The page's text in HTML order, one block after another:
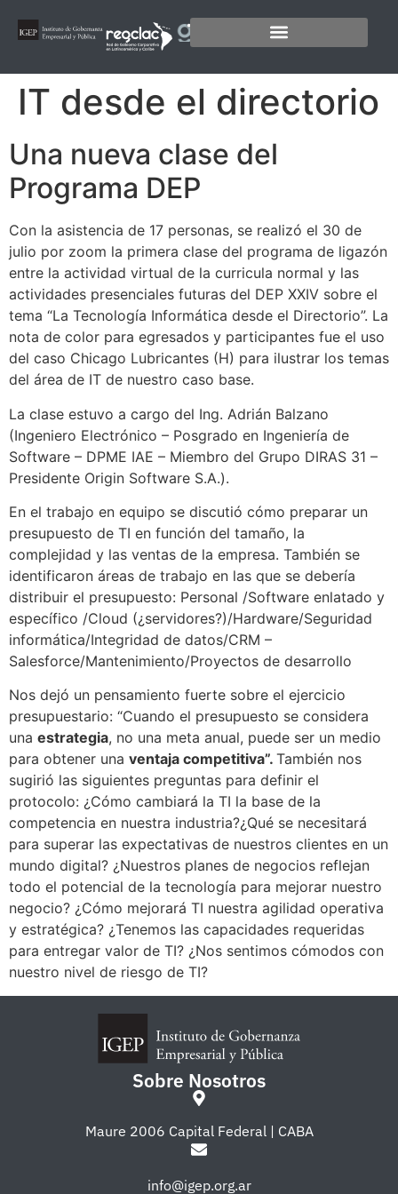
IT desde el directorio
Una nueva clase del
Programa DEP
Con la asistencia de 17 personas, se realizó el 30 de
julio por zoom la primera clase del programa de ligazón
entre la actividad virtual de la curricula normal y las
actividades presenciales futuras del DEP XXIV sobre el
tema “La Tecnología Informática desde el Directorio”. La
nota de color para egresados y participantes fue el uso
del caso Chicago Lubricantes (H) para ilustrar los temas
del área de IT de nuestro caso base.
La clase estuvo a cargo del Ing. Adrián Balzano
(Ingeniero Electrónico – Posgrado en Ingeniería de
Software – DPME IAE – Miembro del Grupo DIRAS 31 –
Presidente Origin Software S.A.).
En el trabajo en equipo se discutió cómo preparar un
presupuesto de TI en función del tamaño, la
complejidad y las ventas de la empresa. También se
identificaron áreas de trabajo en las que se debería
distribuir el presupuesto: Personal /Software enlatado y
específico /Cloud (¿servidores?)/Hardware/Seguridad
informática/Integridad de datos/CRM –
Salesforce/Mantenimiento/Proyectos de desarrollo
Nos dejó un pensamiento fuerte sobre el ejercicio
presupuestario: “Cuando el presupuesto se considera
una estrategia, no una meta anual, puede ser un medio
para obtener una ventaja competitiva”. También nos
sugirió las siguientes preguntas para definir el
protocolo: ¿Cómo cambiará la TI la base de la
competencia en nuestra industria?¿Qué se necesitará
para superar las expectativas de nuestros clientes en un
mundo digital? ¿Nuestros planes de negocios reflejan
todo el potencial de la tecnología para mejorar nuestro
negocio? ¿Cómo mejorará TI nuestra agilidad operativa
y estratégica? ¿Tenemos las capacidades requeridas
para entregar valor de TI? ¿Nos sentimos cómodos con
nuestro nivel de riesgo de TI?
Sobre Nosotros
Maure 2006 Capital Federal | CABA
info@igep.org.ar